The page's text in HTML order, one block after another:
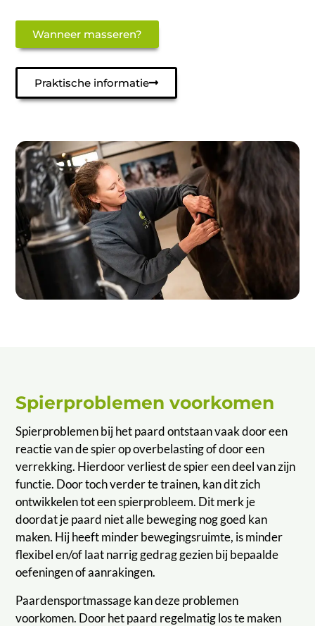
Wanneer masseren?
Praktische informatie
Spierproblemen voorkomen
Spierproblemen bij het paard ontstaan vaak door een
reactie van de spier op overbelasting of door een
verrekking. Hierdoor verliest de spier een deel van zijn
functie. Door toch verder te trainen, kan dit zich
ontwikkelen tot een spierprobleem. Dit merk je
doordat je paard niet alle beweging nog goed kan
maken. Hij heeft minder bewegingsruimte, is minder
flexibel en/of laat narrig gedrag gezien bij bepaalde
oefeningen of aanrakingen.
Paardensportmassage kan deze problemen
voorkomen. Door het paard regelmatig los te maken